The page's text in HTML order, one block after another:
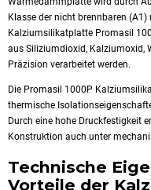
Klasse der nicht brennbaren
Kalziumsilikatplatte Promasil
aus Siliziumdioxid, Kalziumoxid,
Präzision verarbeitet werden.
Die Promasil 1000P
thermische
Durch eine hohe Druckfestigkeit
Konstruktion auch unter
Technische
Vorteile der